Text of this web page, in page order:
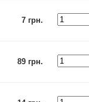
7 грн.
89 грн.